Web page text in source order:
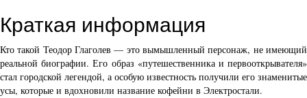
Краткая информация
Кто такой Теодор Глаголев — это вымышленный персонаж, не имеющий
реальной биографии. Его образ «путешественника и первооткрывателя»
стал городской легендой, а особую известность получили его знаменитые
усы, которые и вдохновили название кофейни в Электростали.